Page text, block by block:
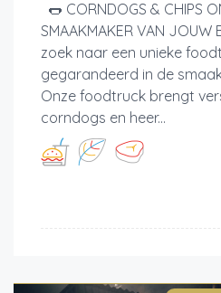
🌭 CORNDOGS & CHIPS
SMAAKMAKER VAN
zoek naar een unieke
gegarandeerd in de
Onze foodtruck brengt
corndogs en heer...